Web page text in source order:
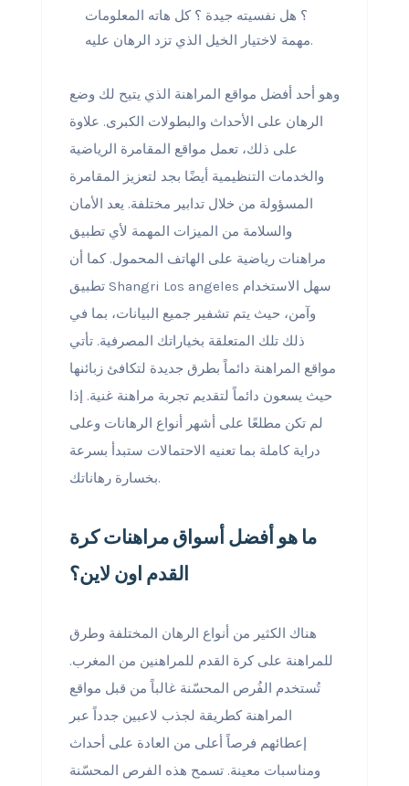
؟ هل نفسيته جيدة ؟ كل هاته المعلومات
مهمة لاختيار الخيل الذي تزد الرهان عليه.
وهو أحد أفضل مواقع المراهنة الذي يتيح لك وضع
الرهان على الأحداث والبطولات الكبرى. علاوة
على ذلك، تعمل مواقع المقامرة الرياضية
والخدمات التنظيمية أيضًا بجد لتعزيز المقامرة
المسؤولة من خلال تدابير مختلفة. يعد الأمان
والسلامة من الميزات المهمة لأي تطبيق
مراهنات رياضية على الهاتف المحمول. كما أن
تطبيق Shangri Los angeles سهل الاستخدام
وآمن، حيث يتم تشفير جميع البيانات، بما في
ذلك تلك المتعلقة بخياراتك المصرفية. تأتي
مواقع المراهنة دائماً بطرق جديدة لتكافئ زبائنها
حيث يسعون دائماً لتقديم تجربة مراهنة غنية. إذا
لم تكن مطلعًا على أشهر أنواع الرهانات وعلى
دراية كاملة بما تعنيه الاحتمالات ستبدأ بسرعة
بخسارة رهاناتك.
ما هو أفضل أسواق مراهنات كرة
القدم اون لاين؟
هناك الكثير من أنواع الرهان المختلفة وطرق
للمراهنة على كرة القدم للمراهنين من المغرب.
تُستخدم الفُرص المحسّنة غالباً من قبل مواقع
المراهنة كطريقة لجذب لاعبين جدداً عبر
إعطائهم فرصاً أعلى من العادة على أحداث
ومناسبات معينة. تسمح هذه الفرص المحسّنة